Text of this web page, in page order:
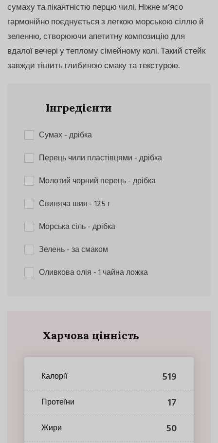
сумаху та пікантністю перцю чилі. Ніжне м’ясо
гармонійно поєднується з легкою морською сіллю й
зеленню, створюючи апетитну композицію для
вдалої вечері у теплому сімейному колі. Такий стейк
завжди тішить глибиною смаку та текстурою.
Інгредієнти
Сумах- дрібка
Перець чили пластівцями - дрібка
Молотий чорний перець- дрібка
Свиняча шия - 125 г
Морська сіль- дрібка
Зелень- за смаком
Оливкова олія - 1 чайна ложка
Харчова цінність
Калорії 519
Протеїни 17
Жири 50